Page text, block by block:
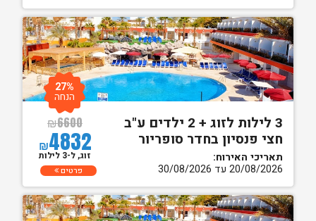
3 לילות לזוג + 2 ילדים ע"ב
חצי פנסיון בחדר סופריור
תאריכי האירוח:
20/08/2026 עד 30/08/2026
₪6600
₪4832
27%
הנחה
זוג, ל-3 לילות
פרטים